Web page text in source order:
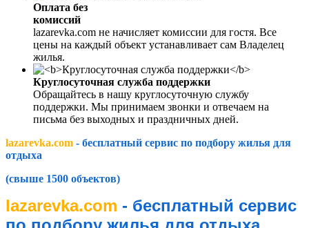
Оплата без
комиссий
lazarevka.com не начисляет комиссии для гостя. Все
цены на каждый объект устанавливает сам Владелец
жилья.
Круглосуточная служба поддержки
Обращайтесь в нашу круглосуточную службу
поддержки. Мы принимаем звонки и отвечаем на
письма без выходных и праздничных дней.
lazarevka.com - бесплатный сервис по подбору жилья для
отдыха
(свыше 1500 объектов)
lazarevka.com - бесплатный сервис